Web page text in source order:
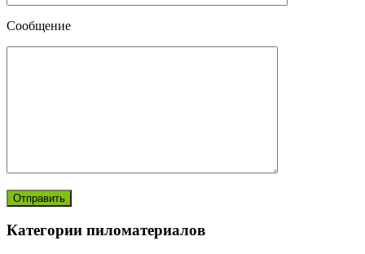
Сообщение
Категории пиломатериалов